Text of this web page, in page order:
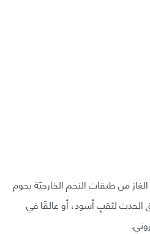
من طبقات النجم الخارجيّة يحوم
الحدث لثقبٍ أسود، أو عالقًا في